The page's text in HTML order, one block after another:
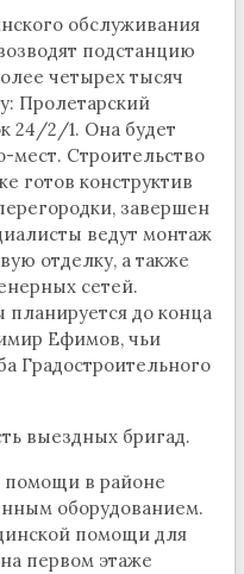
обслуживания
подстанцию
четырех тысяч
Пролетарский
24/2/1. Она будет
мест. Строительство
готов конструктив
завершен
ведут монтаж
отделку, а также
сетей.
до конца
Ефимов, чьи
Градостроительного
выездных бригад.
в районе
оборудованием.
помощи для
первом этаже